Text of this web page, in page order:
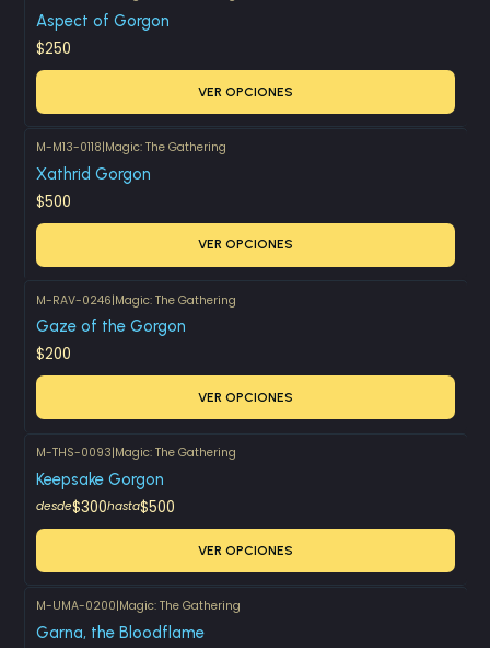
Aspect of Gorgon
$250
VER OPCIONES
M-M13-0118|Magic: The Gathering
Xathrid Gorgon
$500
VER OPCIONES
M-RAV-0246|Magic: The Gathering
Gaze of the Gorgon
$200
VER OPCIONES
M-THS-0093|Magic: The Gathering
Keepsake Gorgon
desde$300hasta$500
VER OPCIONES
M-UMA-0200|Magic: The Gathering
Garna, the Bloodflame